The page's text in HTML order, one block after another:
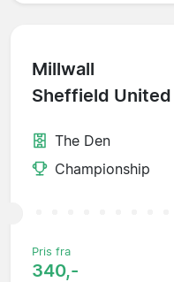
Millwall
Sheffield United
The Den
Championship
Pris fra
340,-